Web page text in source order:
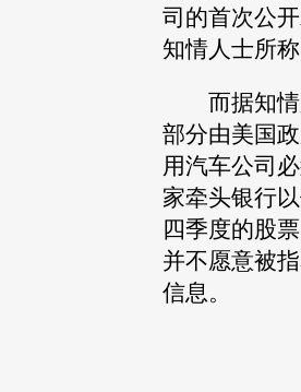
司的首次公
知情人士所
而据知情
部分由美国
用汽车公司
家牵头银行
四季度的股
并不愿意被
信息。